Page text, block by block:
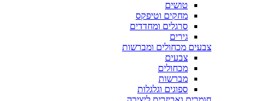
טושים
מחקים וטיפקס
סרגלים ומחדדים
גירים
צבעים מכחולים ומברשות
צבעים
מכחולים
מברשות
ספוגים וגלגלות